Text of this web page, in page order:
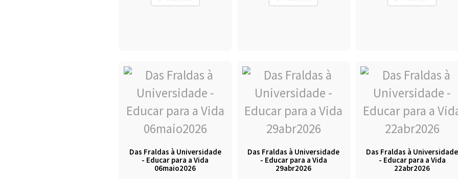
Das Fraldas à Universidade
- Educar para a Vida
06maio2026
Das Fraldas à Universidade
- Educar para a Vida
29abr2026
Das Fraldas à Universidade
- Educar para a Vida
22abr2026